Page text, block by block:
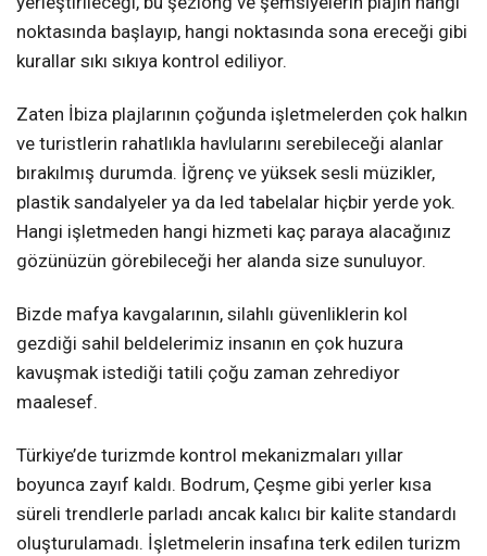
noktasında başlayıp, hangi noktasında sona ereceği gibi
kurallar sıkı sıkıya kontrol ediliyor.
Zaten İbiza plajlarının çoğunda işletmelerden çok halkın
ve turistlerin rahatlıkla havlularını serebileceği alanlar
bırakılmış durumda. İğrenç ve yüksek sesli müzikler,
plastik sandalyeler ya da led tabelalar hiçbir yerde yok.
Hangi işletmeden hangi hizmeti kaç paraya alacağınız
gözünüzün görebileceği her alanda size sunuluyor.
Bizde mafya kavgalarının, silahlı güvenliklerin kol
gezdiği sahil beldelerimiz insanın en çok huzura
kavuşmak istediği tatili çoğu zaman zehrediyor
maalesef.
Türkiye’de turizmde kontrol mekanizmaları yıllar
boyunca zayıf kaldı. Bodrum, Çeşme gibi yerler kısa
süreli trendlerle parladı ancak kalıcı bir kalite standardı
oluşturulamadı. İşletmelerin insafına terk edilen turizm